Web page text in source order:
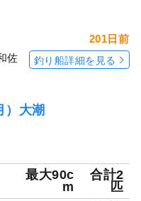
佐
201日前
釣り船詳細を見る
）大潮
最大90c
m
合計2
匹